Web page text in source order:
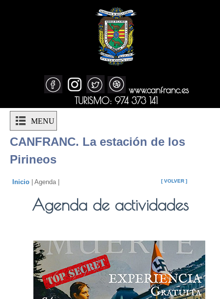
www.canfranc.es
TURISMO: 974 373 141
MENU
CANFRANC. La estación de los
Pirineos
[ VOLVER ]
Inicio | Agenda |
Agenda de actividades